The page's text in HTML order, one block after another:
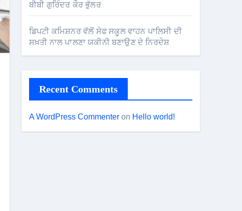
ਬੀਬੀ ਗੁਰਿੰਦਰ ਕੌਰ ਭੁੱਲਰ
ਡਿਪਟੀ ਕਮਿਸ਼ਨਰ ਵੱਲੋਂ ਸੇਫ ਸਕੂਲ ਵਾਹਨ ਪਾਲਿਸੀ ਦੀ
ਸਖ਼ਤੀ ਨਾਲ ਪਾਲਣਾ ਯਕੀਨੀ ਬਣਾਉਣ ਦੇ ਨਿਰਦੇਸ਼
Recent Comments
A WordPress Commenter on Hello world!